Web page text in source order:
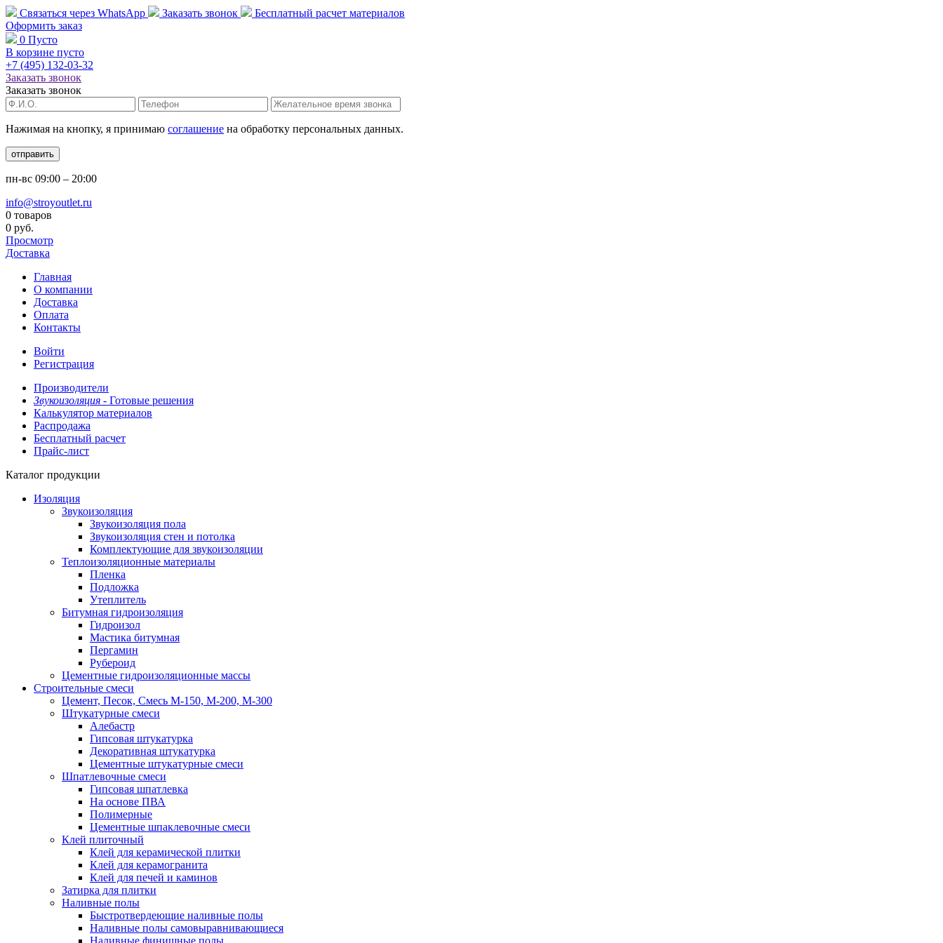
Связаться через WhatsApp Заказать звонок Бесплатный расчет материалов
Оформить заказ
0 Пусто
В корзине пусто
+7 (495) 132-03-32
Заказать звонок
Заказать звонок
Нажимая на кнопку, я принимаю соглашение на обработку персональных данных.
отправить
пн-вс 09:00 – 20:00
info@stroyoutlet.ru
0 товаров
0 руб.
Просмотр
Доставка
Главная
О компании
Доставка
Оплата
Контакты
Войти
Регистрация
Производители
Звукоизоляция - Готовые решения
Калькулятор материалов
Распродажа
Бесплатный расчет
Прайс-лист
Каталог продукции
Изоляция
Звукоизоляция
Звукоизоляция пола
Звукоизоляция стен и потолка
Комплектующие для звукоизоляции
Теплоизоляционные материалы
Пленка
Подложка
Утеплитель
Битумная гидроизоляция
Гидроизол
Мастика битумная
Пергамин
Рубероид
Цементные гидроизоляционные массы
Строительные смеси
Цемент, Песок, Смесь М-150, М-200, М-300
Штукатурные смеси
Алебастр
Гипсовая штукатурка
Декоративная штукатурка
Цементные штукатурные смеси
Шпатлевочные смеси
Гипсовая шпатлевка
На основе ПВА
Полимерные
Цементные шпаклевочные смеси
Клей плиточный
Клей для керамической плитки
Клей для керамогранита
Клей для печей и каминов
Затирка для плитки
Наливные полы
Быстротвердеющие наливные полы
Наливные полы самовыравнивающиеся
Наливные финишные полы